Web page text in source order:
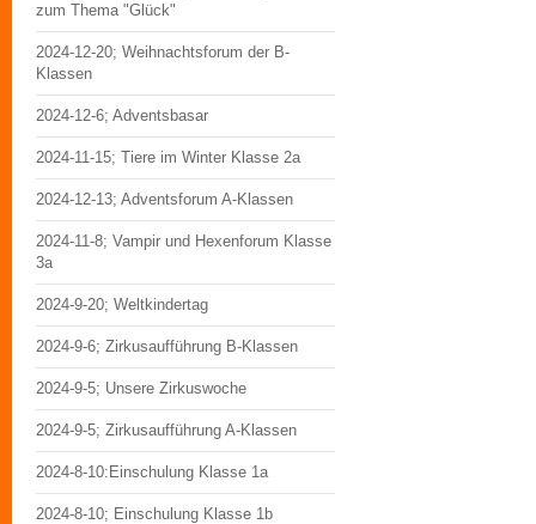
zum Thema "Glück"
2024-12-20; Weihnachtsforum der B-
Klassen
2024-12-6; Adventsbasar
2024-11-15; Tiere im Winter Klasse 2a
2024-12-13; Adventsforum A-Klassen
2024-11-8; Vampir und Hexenforum Klasse
3a
2024-9-20; Weltkindertag
2024-9-6; Zirkusaufführung B-Klassen
2024-9-5; Unsere Zirkuswoche
2024-9-5; Zirkusaufführung A-Klassen
2024-8-10:Einschulung Klasse 1a
2024-8-10; Einschulung Klasse 1b